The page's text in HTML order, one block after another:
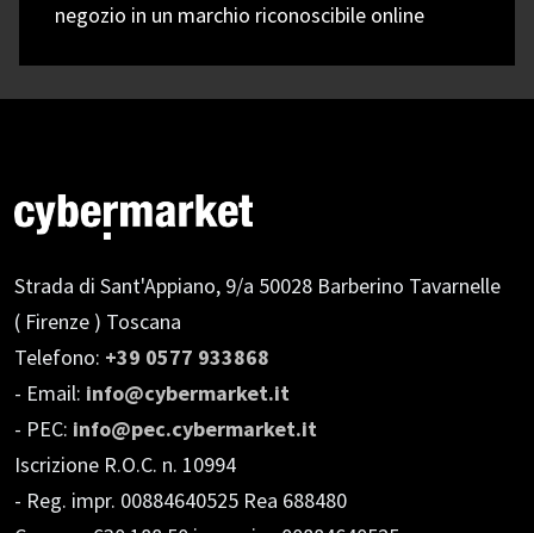
negozio in un marchio riconoscibile online
Strada di Sant'Appiano, 9/a 50028 Barberino Tavarnelle
( Firenze ) Toscana
Telefono: +39 0577 933868
- Email: info@cybermarket.it
- PEC: info@pec.cybermarket.it
Iscrizione R.O.C. n. 10994
- Reg. impr. 00884640525 Rea 688480